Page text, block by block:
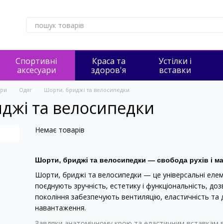
Спортивні
аксесуари
Краса та
здоров'я
Устілки і
вставки
Одяг Шорти, бриджі та велосипедки
та велосипедки
Шорти, бриджі та велосипедки — свобода рухів і
Шорти, бриджі та велосипедки — це універсальні
поєднують зручність, естетику і функціональність,
покоління забезпечують вентиляцію, еластичність
навантаження.
Немає товарів